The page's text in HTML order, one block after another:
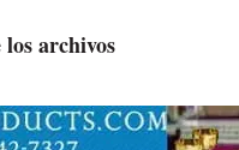
archivos